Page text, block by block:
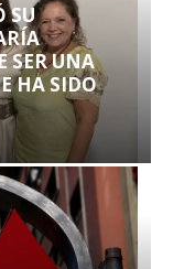
SU
SER UNA
HA SIDO